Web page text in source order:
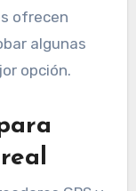
ofrecen
algunas
opción.